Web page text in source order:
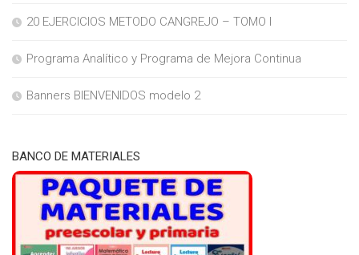
20 EJERCICIOS METODO CANGREJO – TOMO I
Programa Analítico y Programa de Mejora Continua
Banners BIENVENIDOS modelo 2
BANCO DE MATERIALES